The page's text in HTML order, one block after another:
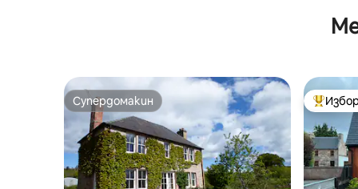
Супердомакин
Супердомакин Най-